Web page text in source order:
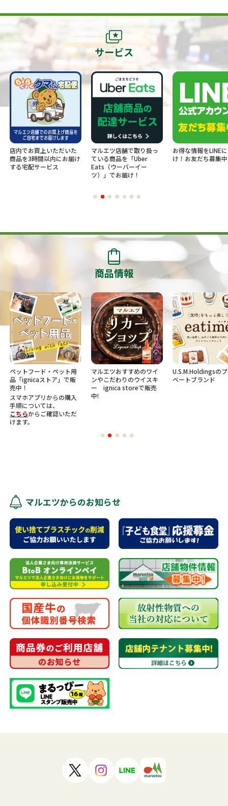
サービス
店内でお買上いただいた
商品を3時間以内にお届け
する宅配サービス
マルエツ店舗で取り扱っ
ている商品を「Uber
Eats（ウーバーイー
ツ）」でお届け！
お得な情報をLINE
け！お友だち募集
商品情報
ペットフード・ペット用
品「ignicaストア」で販
売中！
スマホアプリからの購入
手順については、
こちらからご確認いただ
けます。
マルエツおすすめのワイ
ンやこだわりのウイスキ
ー ignica storeで販売
中!
U.S.M.Holdingsの
ベートブランド
マルエツからのお知らせ